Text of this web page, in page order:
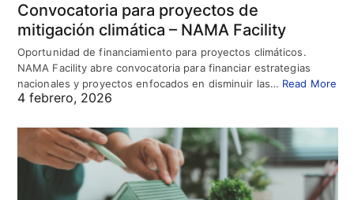
Convocatoria para proyectos de
mitigación climática – NAMA Facility
Oportunidad de financiamiento para proyectos climáticos.
NAMA Facility abre convocatoria para financiar estrategias
nacionales y proyectos enfocados en disminuir las… Read More
4 febrero, 2026